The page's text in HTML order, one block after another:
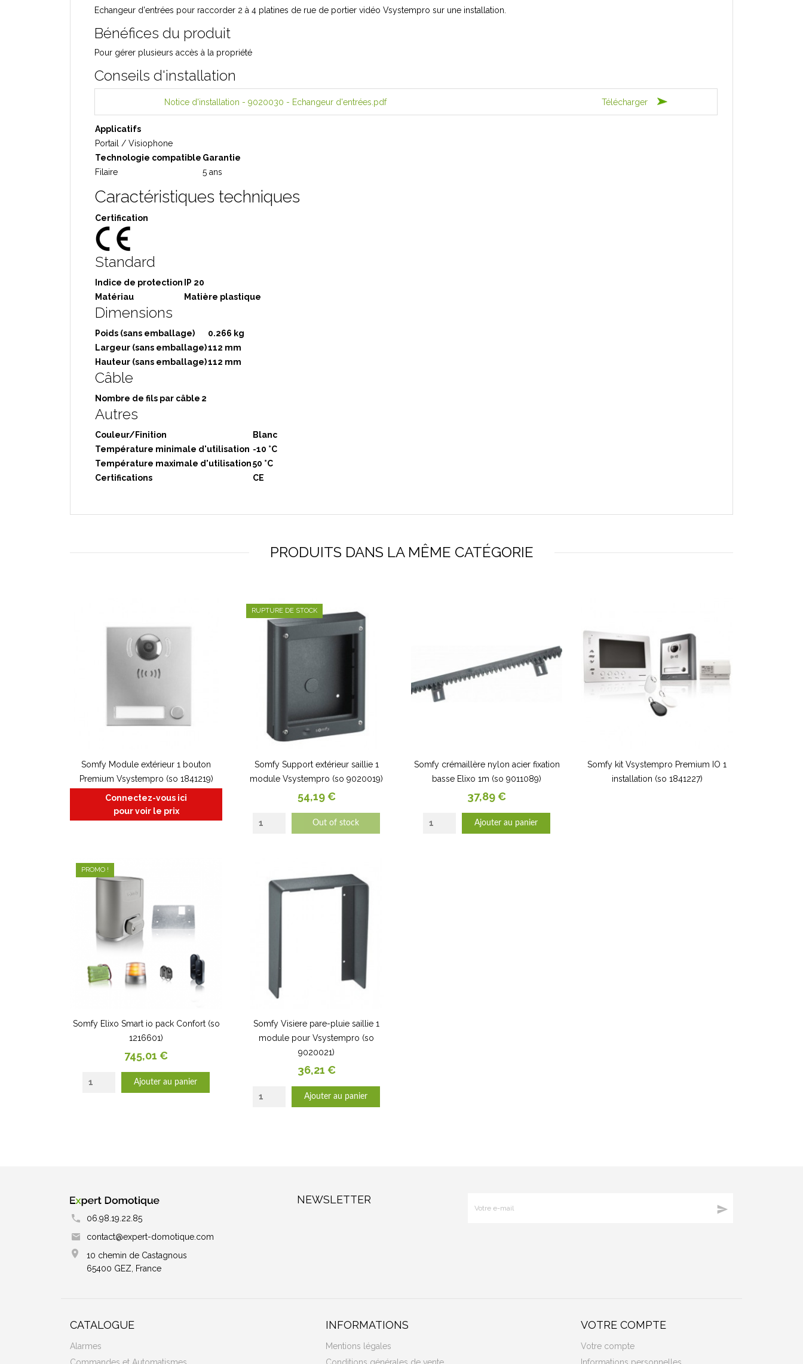
Echangeur d'entrées pour raccorder 2 à 4 platines de rue de portier vidéo Vsystempro sur une installation.
Bénéfices du produit
Pour gérer plusieurs accès à la propriété
Conseils d'installation
Notice d'installation - 9020030 - Echangeur d'entrées.pdf Télécharger
Applicatifs
Portail / Visiophone
Technologie compatible Garantie
Filaire
5 ans
Caractéristiques techniques
Certification
Standard
Indice de protection IP 20
Matériau
Matière plastique
Dimensions
Poids (sans emballage)
0.266 kg
Largeur (sans emballage)112 mm
Hauteur (sans emballage)112 mm
Câble
Nombre de fils par câble 2
Autres
Couleur/Finition
Blanc
Température minimale d'utilisation -10 °C
Température maximale d'utilisation50 °C
Certifications
CE
PRODUITS DANS LA MÊME CATÉGORIE
Somfy Module extérieur 1 bouton
Premium Vsystempro (so 1841219)
Connectez-vous ici
pour voir le prix
Somfy Support extérieur saillie 1
module Vsystempro (so 9020019)
Prix
54,19 €
Out of stock
RUPTURE DE STOCK
Somfy crémaillère nylon acier fixation
basse Elixo 1m (so 9011089)
Prix
37,89 €
Ajouter au panier
Somfy kit Vsystempro Premium IO 1
installation (so 1841227)
Somfy Elixo Smart io pack Confort (so
1216601)
Prix
745,01 €
Ajouter au panier
PROMO !
Somfy Visiere pare-pluie saillie 1
module pour Vsystempro (so
9020021)
Prix
36,21 €
Ajouter au panier
06.98.19.22.85
contact@expert-domotique.com
10 chemin de Castagnous
65400 GEZ, France
NEWSLETTER

CATALOGUE
Alarmes
Commandes et Automatismes
INFORMATIONS
Mentions légales
Conditions générales de vente
VOTRE COMPTE
Votre compte
Informations personnelles